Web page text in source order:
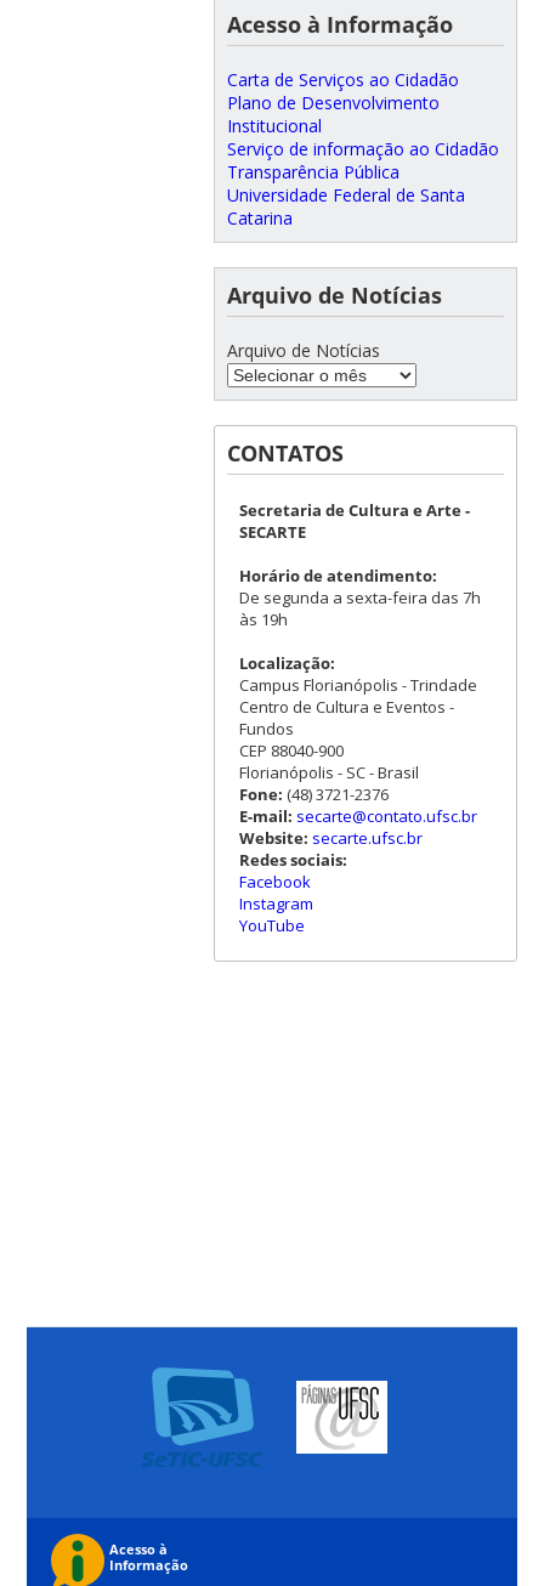
Acesso à Informação
Carta de Serviços ao Cidadão
Plano de Desenvolvimento
Institucional
Serviço de informação ao Cidadão
Transparência Pública
Universidade Federal de Santa
Catarina
Arquivo de Notícias
Arquivo de Notícias
CONTATOS
Secretaria de Cultura e Arte -
SECARTE
Horário de atendimento:
De segunda a sexta-feira das 7h
às 19h
Localização:
Campus Florianópolis - Trindade
Centro de Cultura e Eventos -
Fundos
CEP 88040-900
Florianópolis - SC - Brasil
Fone: (48) 3721-2376
E-mail: secarte@contato.ufsc.br
Website: secarte.ufsc.br
Redes sociais:
Facebook
Instagram
YouTube